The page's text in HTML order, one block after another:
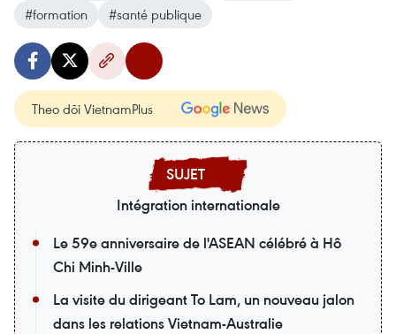
#formation
#santé publique
Theo dõi VietnamPlus
Intégration internationale
Le 59e anniversaire de l'ASEAN célébré à Hô
Chi Minh-Ville
La visite du dirigeant To Lam, un nouveau jalon
dans les relations Vietnam-Australie